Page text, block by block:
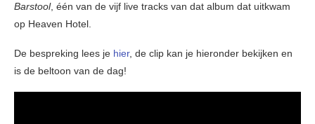
Barstool, één van de vijf live tracks van dat album dat uitkwam
op Heaven Hotel.
De bespreking lees je hier, de clip kan je hieronder bekijken en
is de beltoon van de dag!